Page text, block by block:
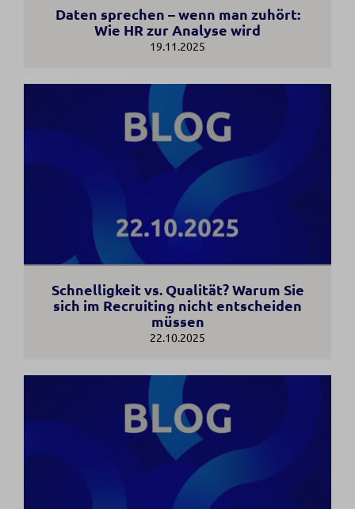
Daten sprechen – wenn man zuhört:
Wie HR zur Analyse wird
19.11.2025
Schnelligkeit vs. Qualität? Warum Sie
sich im Recruiting nicht entscheiden
müssen
22.10.2025